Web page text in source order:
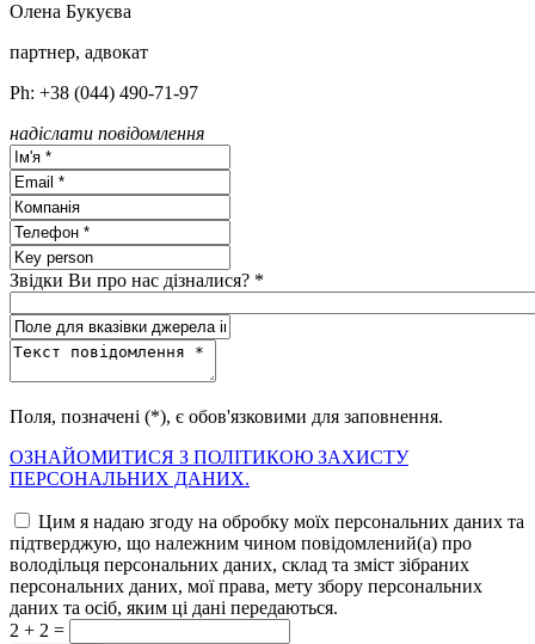
Олена Букуєва
партнер, адвокат
Ph: +38 (044) 490-71-97
надіслати повідомлення
Звідки Ви про нас дізналися? *
Поля, позначені (*), є обов'язковими для заповнення.
ОЗНАЙОМИТИСЯ З ПОЛІТИКОЮ ЗАХИСТУ
ПЕРСОНАЛЬНИХ ДАНИХ.
Цим я надаю згоду на обробку моїх персональних даних та
підтверджую, що належним чином повідомлений(а) про
володільця персональних даних, склад та зміст зібраних
персональних даних, мої права, мету збору персональних
даних та осіб, яким ці дані передаються.
2 + 2 =